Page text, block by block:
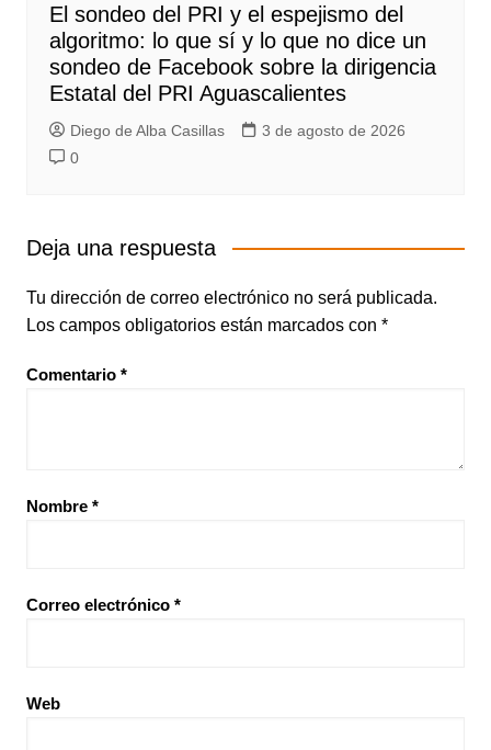
El sondeo del PRI y el espejismo del
algoritmo: lo que sí y lo que no dice un
sondeo de Facebook sobre la dirigencia
Estatal del PRI Aguascalientes
Diego de Alba Casillas
3 de agosto de 2026
0
Deja una respuesta
Tu dirección de correo electrónico no será publicada.
Los campos obligatorios están marcados con *
Comentario *
Nombre *
Correo electrónico *
Web